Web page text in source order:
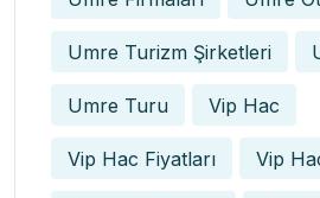
Umre Turizm Şirketleri
Umre Turu Vip Hac
Vip Hac Fiyatları Vip